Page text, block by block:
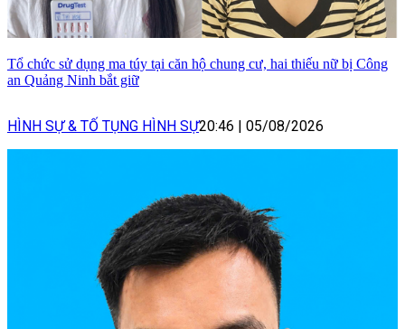
Tổ chức sử dụng ma túy tại căn hộ chung cư, hai thiếu nữ bị Công
an Quảng Ninh bắt giữ
HÌNH SỰ & TỐ TỤNG HÌNH SỰ20:46 | 05/08/2026